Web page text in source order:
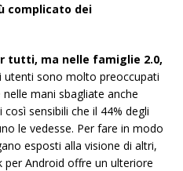
complicato dei
tutti, ma nelle famiglie 2.0,
utenti sono molto preoccupati
mani sbagliate anche
sensibili che il 44% degli
le vedesse. Per fare in modo
esposti alla visione di altri,
per Android offre un ulteriore